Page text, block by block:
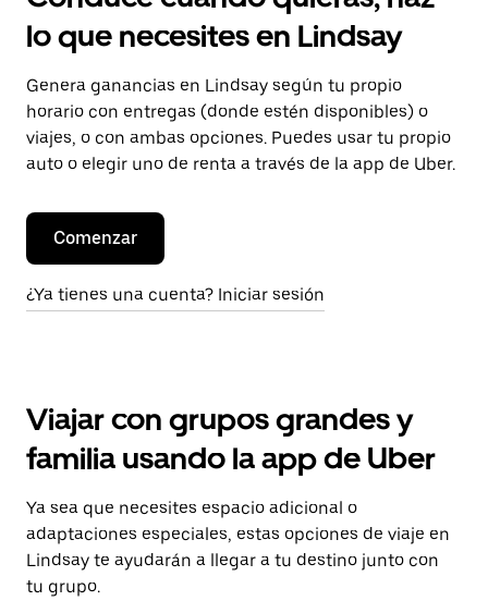
lo que necesites en Lindsay
Genera ganancias en Lindsay según tu propio
horario con entregas (donde estén disponibles) o
viajes, o con ambas opciones. Puedes usar tu propio
auto o elegir uno de renta a través de la app de Uber.
Comenzar
¿Ya tienes una cuenta? Iniciar sesión
Viajar con grupos grandes y
familia usando la app de Uber
Ya sea que necesites espacio adicional o
adaptaciones especiales, estas opciones de viaje en
Lindsay te ayudarán a llegar a tu destino junto con
tu grupo.